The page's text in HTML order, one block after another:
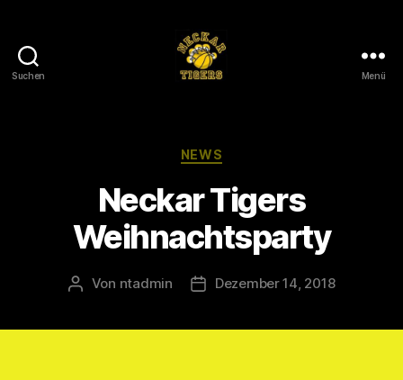
Suchen Menü
Kategorien
NEWS
Neckar Tigers
Weihnachtsparty
Beitragsautor
Von ntadmin Veröffentlichungsdatum
Dezember 14, 2018